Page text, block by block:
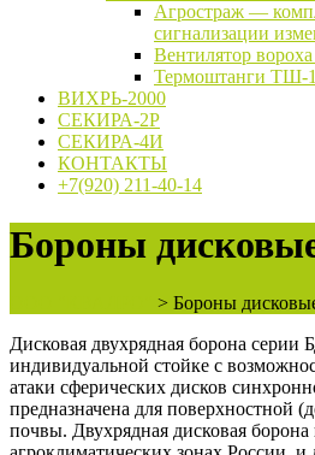
Агростраж —
сигнализации
Вентилятор
Термоштанги ТШ-
ВИХРЬ-2000
СЕКИРА-2Р
СЕКИРА-4И
КОНТАКТЫ
+7(920) 211-40-14
Бороны
> Бороны
Дисковая двухрядная борона
индивидуальной стойке с
атаки сферических дисков
предназначена для поверхностной
почвы. Двухрядная дисковая